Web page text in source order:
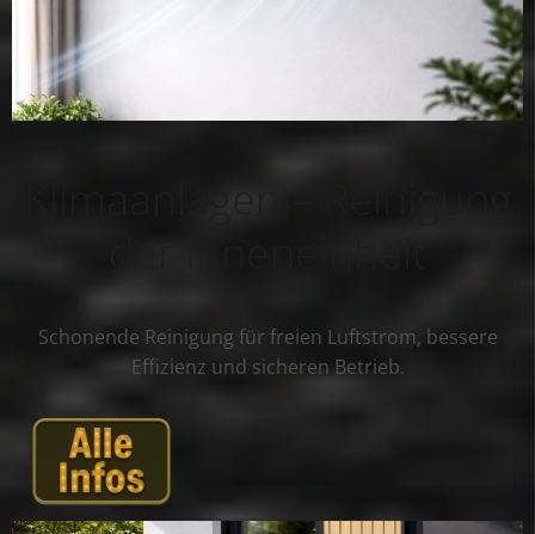
der Inneneinheit
Schonende Reinigung für freien Luftstrom, bessere
Effizienz und sicheren Betrieb.